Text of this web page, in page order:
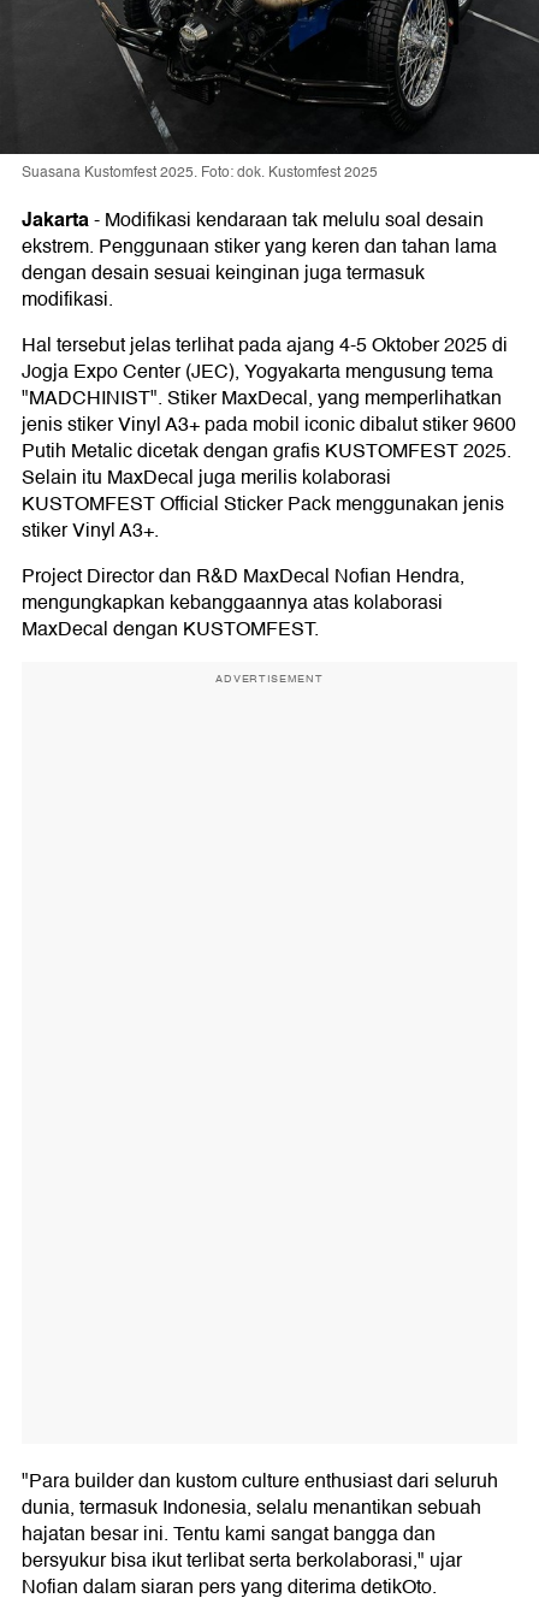
Suasana Kustomfest 2025. Foto: dok. Kustomfest 2025
Jakarta-Modifikasi kendaraan tak melulu soal desain
ekstrem. Penggunaan stiker yang keren dan tahan lama
dengan desain sesuai keinginan juga termasuk
modifikasi.
Hal tersebut jelas terlihat pada ajang 4-5 Oktober 2025 di
Jogja Expo Center (JEC), Yogyakarta mengusung tema
"MADCHINIST". Stiker MaxDecal, yang memperlihatkan
jenis stiker Vinyl A3+ pada mobil iconic dibalut stiker 9600
Putih Metalic dicetak dengan grafis KUSTOMFEST 2025.
Selain itu MaxDecal juga merilis kolaborasi
KUSTOMFEST Official Sticker Pack menggunakan jenis
stiker Vinyl A3+.
Project Director dan R&D MaxDecal Nofian Hendra,
mengungkapkan kebanggaannya atas kolaborasi
MaxDecal dengan KUSTOMFEST.
ADVERTISEMENT
"Para builder dan kustom culture enthusiast dari seluruh
dunia, termasuk Indonesia, selalu menantikan sebuah
hajatan besar ini. Tentu kami sangat bangga dan
bersyukur bisa ikut terlibat serta berkolaborasi," ujar
Nofian dalam siaran pers yang diterima detikOto.